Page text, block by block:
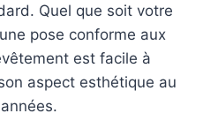
Quel que soit votre
pose conforme aux
est facile à
aspect esthétique au